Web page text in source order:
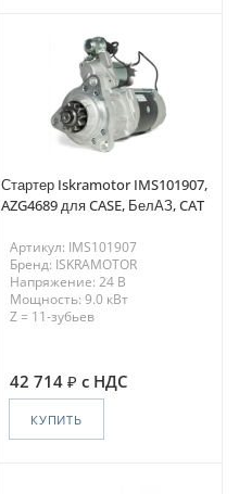
Стартер Iskramotor IMS101907,
AZG4689 для CASE, БелАЗ, CAT
Артикул: IMS101907
Бренд: ISKRAMOTOR
Напряжение: 24 В
Мощность: 9.0 кВт
Z = 11-зубьев
42 714 с НДС
КУПИТЬ